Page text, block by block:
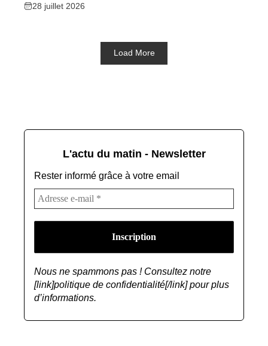
28 juillet 2026
Load More
L'actu du matin - Newsletter
Rester informé grâce à votre email
Nous ne spammons pas ! Consultez notre
[link]politique de confidentialité[/link] pour plus
d’informations.